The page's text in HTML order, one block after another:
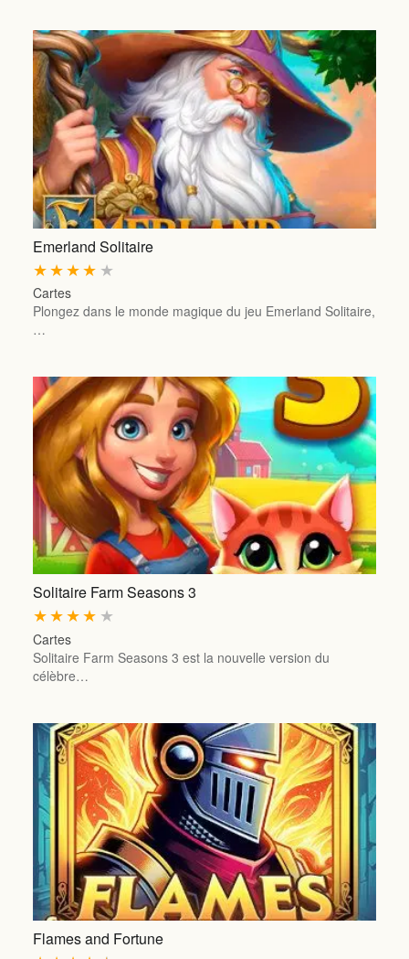
Emerland Solitaire
★
★
★
★
★
Cartes
Plongez dans le monde magique du jeu Emerland Solitaire,
…
Solitaire Farm Seasons 3
★
★
★
★
★
Cartes
Solitaire Farm Seasons 3 est la nouvelle version du
célèbre…
Flames and Fortune